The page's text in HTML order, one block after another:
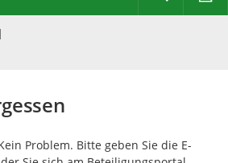
Problem. Bitte geben Sie die E-